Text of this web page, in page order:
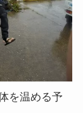
を温める予